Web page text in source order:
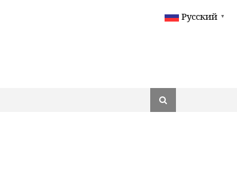
Русский ▼